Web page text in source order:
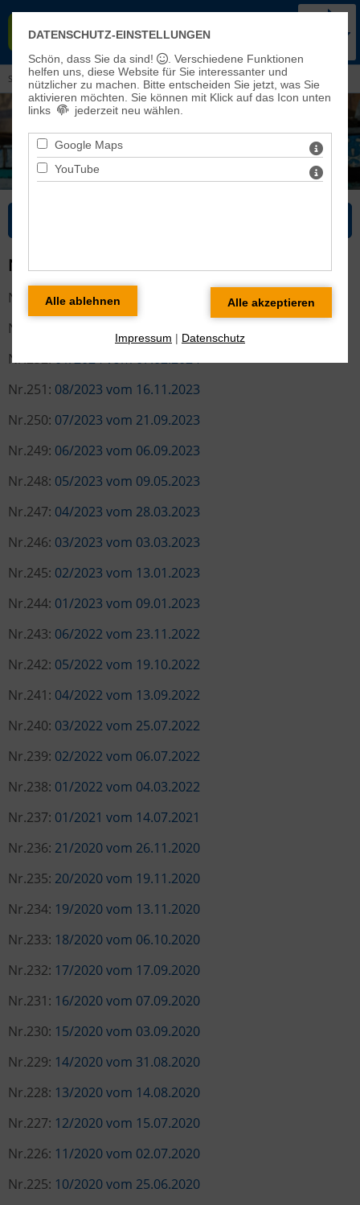
HAUSEN-SONDERSHAUSEN
Sie sind hier:Veranstaltungen und Aktuelles>Newsletter> Bisherige Newsletter
NEWSLETTER-ARCHIV
Nr.254:03/2024 vom 13.12.2024
Nr.253:
Nr.252:01/2024 vom 07.02.2024
Nr.251: 08/2023 vom 16.11.2023
Nr.250: 07/2023 vom 21.09.2023
Nr.249: 06/2023 vom 06.09.2023
Nr.248: 05/2023 vom 09.05.2023
Nr.247: 04/2023 vom 28.03.2023
Nr.246: 03/2023 vom 03.03.2023
Nr.245: 02/2023 vom 13.01.2023
Nr.244: 01/2023 vom 09.01.2023
Nr.243: 06/2022 vom 23.11.2022
Nr.242: 05/2022 vom 19.10.2022
Nr.241: 04/2022 vom 13.09.2022
Nr.240: 03/2022 vom 25.07.2022
Nr.239: 02/2022 vom 06.07.2022
Nr.238: 01/2022 vom 04.03.2022
Nr.237: 01/2021 vom 14.07.2021
Nr.236: 21/2020 vom 26.11.2020
Nr.235: 20/2020 vom 19.11.2020
Nr.234: 19/2020 vom 13.11.2020
Nr.233: 18/2020 vom 06.10.2020
Nr.232: 17/2020 vom 17.09.2020
Nr.231: 16/2020 vom 07.09.2020
Nr.230: 15/2020 vom 03.09.2020
Nr.229: 14/2020 vom 31.08.2020
Nr.228: 13/2020 vom 14.08.2020
Nr.227: 12/2020 vom 15.07.2020
Nr.226: 11/2020 vom 02.07.2020
Nr.225: 10/2020 vom 25.06.2020
DATENSCHUTZ-EINSTELLUNGEN
Schön, dass Sie da sind!
. Verschiedene Funktionen
helfen uns, diese Website für Sie interessanter und
nützlicher zu machen.
Bitte entscheiden Sie jetzt, was Sie
aktivieren möchten. Sie können mit Klick auf das Icon unten
links
jederzeit neu wählen.
Google Maps
YouTube
Impressum | Datenschutz